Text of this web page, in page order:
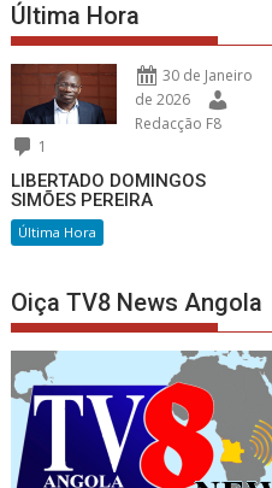
Última Hora
30 de Janeiro
de 2026
Redacção F8
1
LIBERTADO DOMINGOS
SIMÕES PEREIRA
Última Hora
Oiça TV8 News Angola